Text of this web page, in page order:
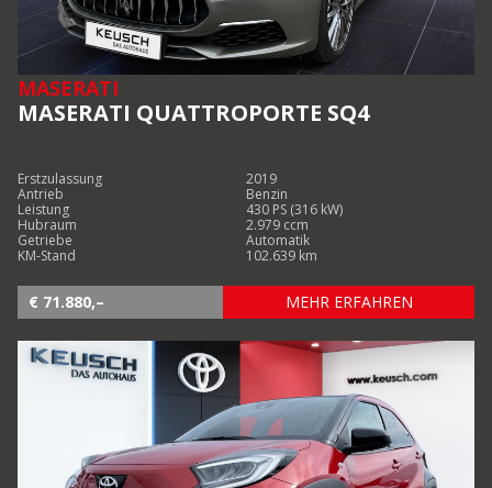
MASERATI
MASERATI QUATTROPORTE SQ4
Erstzulassung
2019
Antrieb
Benzin
Leistung
430 PS (316 kW)
Hubraum
2.979 ccm
Getriebe
Automatik
KM-Stand
102.639 km
€ 71.880,– MEHR ERFAHREN